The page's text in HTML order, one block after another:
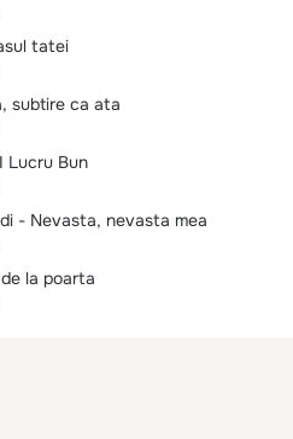
tatei
subtire ca ata
Lucru Bun
- Nevasta, nevasta mea
la poarta